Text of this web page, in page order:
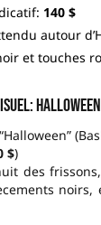
140 $
autour
et touches
Halloween
$)
des